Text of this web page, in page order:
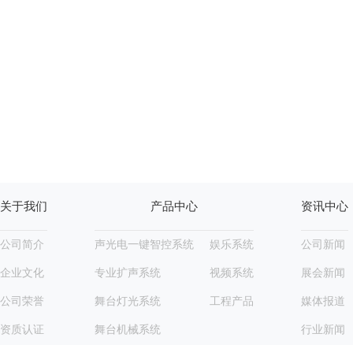
关于我们
公司简介
企业文化
公司荣誉
资质认证
产品中心
声光电一键智控系统
专业扩声系统
舞台灯光系统
舞台机械系统
娱乐系统
视频系统
工程产品
资讯中心
公司新闻
展会新闻
媒体报道
行业新闻